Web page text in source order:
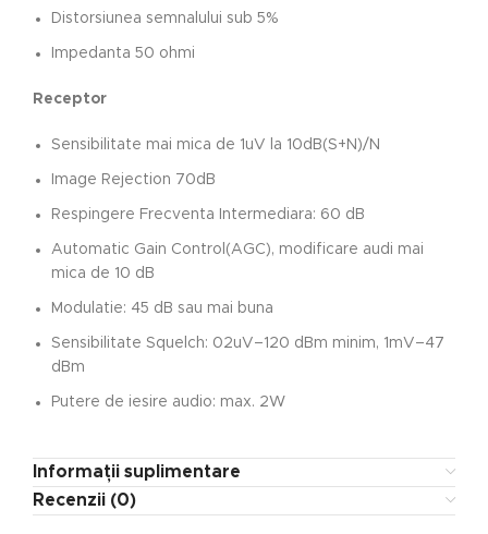
Distorsiunea semnalului sub 5%
Impedanta 50 ohmi
Receptor
Sensibilitate mai mica de 1uV la 10dB(S+N)/N
Image Rejection 70dB
Respingere Frecventa Intermediara: 60 dB
Automatic Gain Control(AGC), modificare audi mai
mica de 10 dB
Modulatie: 45 dB sau mai buna
Sensibilitate Squelch: 02uV–120 dBm minim, 1mV–47
dBm
Putere de iesire audio: max. 2W
Informații suplimentare
Recenzii (0)